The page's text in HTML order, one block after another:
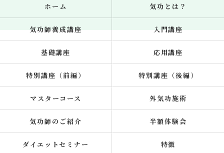
ホーム 気功とは？
気功師養成講座 入門講座
基礎講座 応用講座
特別講座（前編） 特別講座（後編）
マスターコース 外気功施術
気功師のご紹介 半額体験会
ダイエットセミナー 特徴